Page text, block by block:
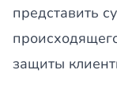
представить
защиты